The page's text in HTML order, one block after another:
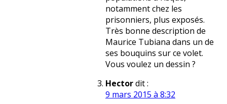
notamment chez les
prisonniers, plus exposés.
Très bonne description de
Maurice Tubiana dans un de
ses bouquins sur ce volet.
Vous voulez un dessin ?
Hectordit :
9 mars 2015 à 8:32